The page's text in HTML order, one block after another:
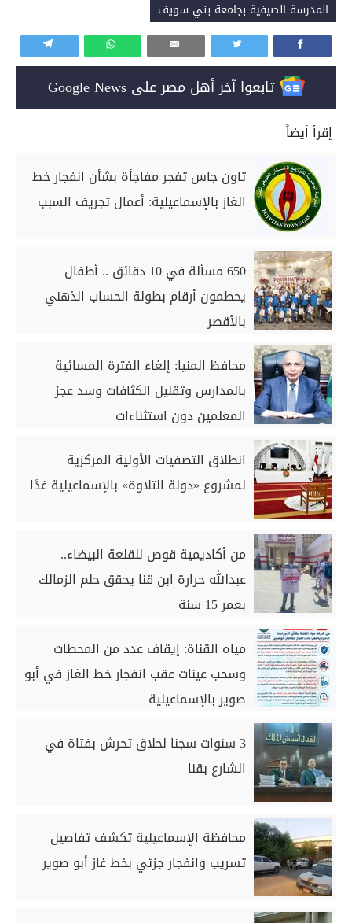
المدرسة الصيفية بجامعة بني سويف
تابعوا آخر أهل مصر على Google News
إقرأ أيضاً
تاون جاس تفجر مفاجأة بشأن انفجار خط
الغاز بالإسماعيلية: أعمال تجريف السبب
650 مسألة في 10 دقائق .. أطفال
يحطمون أرقام بطولة الحساب الذهني
بالأقصر
محافظ المنيا: إلغاء الفترة المسائية
بالمدارس وتقليل الكثافات وسد عجز
المعلمين دون استثناءات
انطلاق التصفيات الأولية المركزية
لمشروع «دولة التلاوة» بالإسماعيلية غدًا
من أكاديمية قوص للقلعة البيضاء..
عبدالله حرارة ابن قنا يحقق حلم الزمالك
بعمر 15 سنة
مياه القناة: إيقاف عدد من المحطات
وسحب عينات عقب انفجار خط الغاز في أبو
صوير بالإسماعيلية
3 سنوات سجنا لحلاق تحرش بفتاة في
الشارع بقنا
محافظة الإسماعيلية تكشف تفاصيل
تسريب وانفجار جزئي بخط غاز أبو صوير